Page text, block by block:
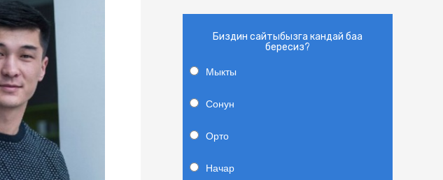
Биздин сайтыбызга кандай баа
бересиз?
Мыкты
Сонун
Орто
Начар